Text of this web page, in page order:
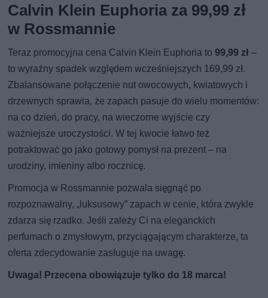
Calvin Klein Euphoria za 99,99 zł
w Rossmannie
Teraz promocyjna cena Calvin Klein Euphoria to99,99 zł –
to wyraźny spadek względem wcześniejszych 169,99 zł.
Zbalansowane połączenie nut owocowych, kwiatowych i
drzewnych sprawia, że zapach pasuje do wielu momentów:
na co dzień, do pracy, na wieczorne wyjście czy
ważniejsze uroczystości. W tej kwocie łatwo też
potraktować go jako gotowy pomysł na prezent – na
urodziny, imieniny albo rocznicę.
Promocja w Rossmannie pozwala sięgnąć po
rozpoznawalny, „luksusowy” zapach w cenie, która zwykle
zdarza się rzadko. Jeśli zależy Ci na eleganckich
perfumach o zmysłowym, przyciągającym charakterze, ta
oferta zdecydowanie zasługuje na uwagę.
Uwaga! Przecena obowiązuje tylko do 18 marca!